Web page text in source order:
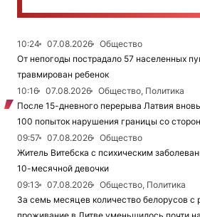
10:24 07.08.2026
Общество
От непогоды пострадало 57 населенных
травмирован ребенок
10:16
07.08.2026
Общество, Политика
После 15-дневного перерыва Латвия
100 попыток нарушения границы со
09:57
07.08.2026
Общество
Житель Витебска с психическим
10-месячной девочки
09:13
07.08.2026
Общество, Политика
За семь месяцев количество белорусов с